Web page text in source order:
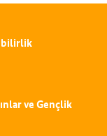
ve Gençlik